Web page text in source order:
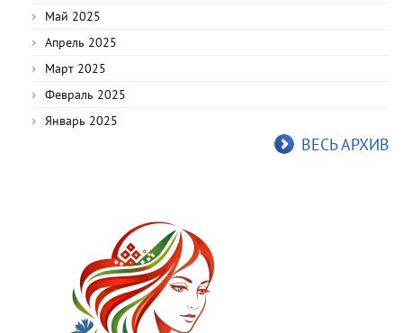
Май 2025
Апрель 2025
Март 2025
Февраль 2025
Январь 2025
ВЕСЬ АРХИВ